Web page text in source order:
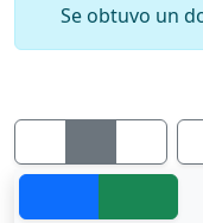
Se obtuvo un